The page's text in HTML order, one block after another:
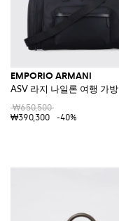
EMPORIO ARMANI
ASV 라지 나일론 여행 가방
₩650,500
₩390,300
-40%